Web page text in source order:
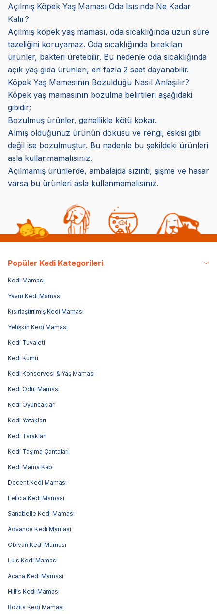
Açılmış Köpek Yaş Maması Oda Isısında Ne Kadar
Kalır?
Açılmış köpek yaş maması, oda sıcaklığında uzun süre
tazeliğini koruyamaz. Oda sıcaklığında bırakılan
ürünler, bakteri üretebilir. Bu nedenle oda sıcaklığında
açık yaş gıda ürünleri, en fazla 2 saat dayanabilir.
Köpek Yaş Mamasının Bozulduğu Nasıl Anlaşılır?
Köpek yaş mamasının bozulma belirtileri aşağıdaki
gibidir;
Bozulmuş ürünler, genellikle kötü kokar.
Almış olduğunuz ürünün dokusu ve rengi, eskisi gibi
değil ise bozulmuştur. Bu nedenle bu şekildeki ürünleri
asla kullanmamalısınız.
Açılmamış ürünlerde, ambalajda sızıntı, şişme ve hasar
varsa bu ürünleri asla kullanmamalısınız.
Popüler Kedi Kategorileri
Kedi Maması
Yavru Kedi Maması
Kısırlaştırılmış Kedi Maması
Yetişkin Kedi Maması
Kedi Tuvaleti
Kedi Kumu
Kedi Konservesi & Yaş Maması
Kedi Ödül Maması
Kedi Oyuncakları
Kedi Yatakları
Kedi Tarakları
Kedi Taşıma Çantaları
Kedi Mama Kabı
Decent Kedi Maması
Felicia Kedi Maması
Sanabelle Kedi Maması
Advance Kedi Maması
Obivan Kedi Maması
Luis Kedi Maması
Acana Kedi Maması
Hill's Kedi Maması
Bozita Kedi Maması